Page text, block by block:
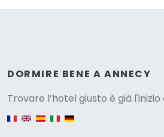
DORMIRE BENE A ANNECY
Trovare l’hotel giusto è già
English version